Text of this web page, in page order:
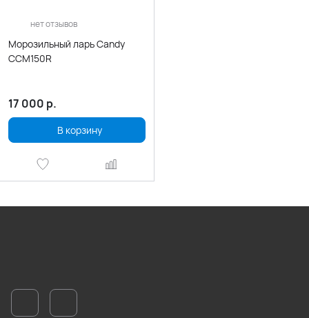
нет отзывов
Морозильный ларь Candy
CCM150R
17 000 р.
В корзину